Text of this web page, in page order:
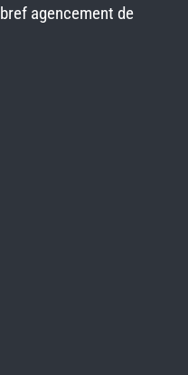
agencement de